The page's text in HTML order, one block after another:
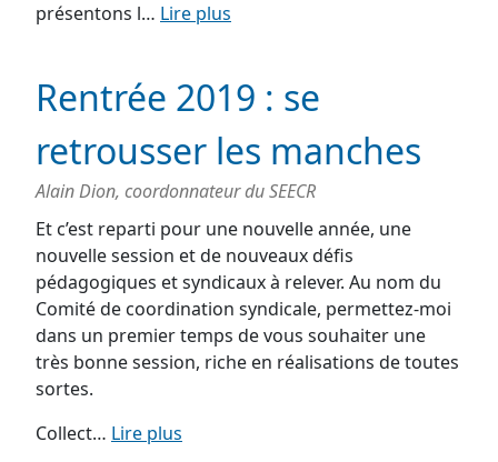
présentons l… Lire plus
Rentrée 2019 : se
retrousser les manches
Alain Dion, coordonnateur du SEECR
Et c’est reparti pour une nouvelle année, une
nouvelle session et de nouveaux défis
pédagogiques et syndicaux à relever. Au nom du
Comité de coordination syndicale, permettez-moi
dans un premier temps de vous souhaiter une
très bonne session, riche en réalisations de toutes
sortes.
Collect… Lire plus